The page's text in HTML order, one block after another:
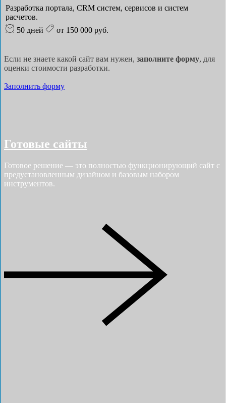
Разработка портала, CRM систем, сервисов и систем
расчетов.
50 дней
от 150 000 руб.
Если не знаете какой сайт вам нужен, заполните форму, для
оценки стоимости разработки.
Заполнить форму
Готовые сайты
Готовое решение — это полностью функционирующий сайт с
предустановленным дизайном и базовым набором
инструментов.